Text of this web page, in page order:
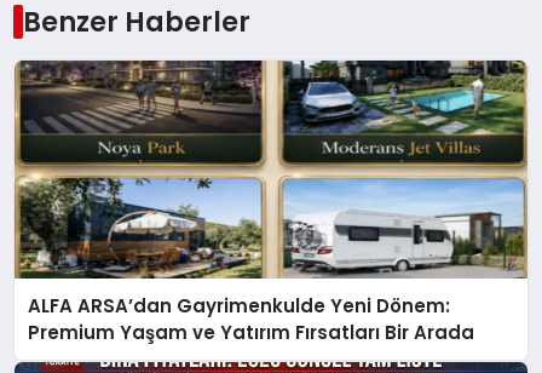
Benzer Haberler
ALFA ARSA’dan Gayrimenkulde Yeni Dönem:
Premium Yaşam ve Yatırım Fırsatları Bir Arada